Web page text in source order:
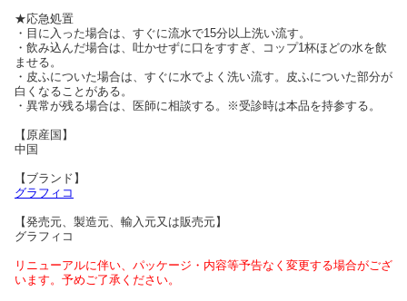
★応急処置
・目に入った場合は、すぐに流水で15分以上洗い流す。
・飲み込んだ場合は、吐かせずに口をすすぎ、コップ1杯ほどの水を飲
ませる。
・皮ふについた場合は、すぐに水でよく洗い流す。皮ふについた部分が
白くなることがある。
・異常が残る場合は、医師に相談する。※受診時は本品を持参する。
【原産国】
中国
【ブランド】
グラフィコ
【発売元、製造元、輸入元又は販売元】
グラフィコ
リニューアルに伴い、パッケージ・内容等予告なく変更する場合がござ
います。予めご了承ください。